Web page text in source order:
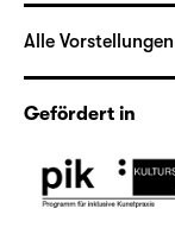
Alle
Gefördert in